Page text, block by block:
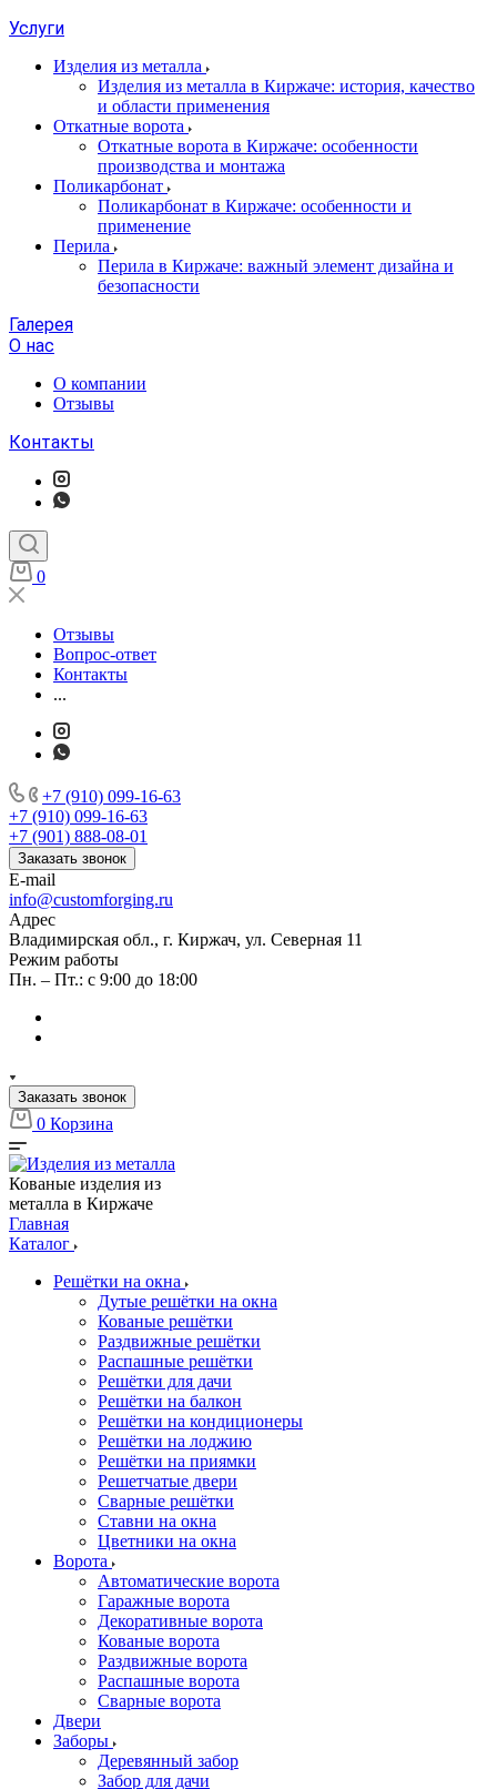
Услуги
Изделия из металла
Изделия из металла в Киржаче: история, качество
и области применения
Откатные ворота
Откатные ворота в Киржаче: особенности
производства и монтажа
Поликарбонат
Поликарбонат в Киржаче: особенности и
применение
Перила
Перила в Киржаче: важный элемент дизайна и
безопасности
Галерея
О нас
О компании
Отзывы
Контакты
0
Отзывы
Вопрос-ответ
Контакты
...
+7 (910) 099-16-63
+7 (910) 099-16-63
+7 (901) 888-08-01
Заказать звонок
E-mail
info@customforging.ru
Адрес
Владимирская обл., г. Киржач, ул. Северная 11
Режим работы
Пн. – Пт.: с 9:00 до 18:00
Заказать звонок
0 Корзина
Кованые изделия из
металла в Киржаче
Главная
Каталог
Решётки на окна
Дутые решётки на окна
Кованые решётки
Раздвижные решётки
Распашные решётки
Решётки для дачи
Решётки на балкон
Решётки на кондиционеры
Решётки на лоджию
Решётки на приямки
Решетчатые двери
Сварные решётки
Ставни на окна
Цветники на окна
Ворота
Автоматические ворота
Гаражные ворота
Декоративные ворота
Кованые ворота
Раздвижные ворота
Распашные ворота
Сварные ворота
Двери
Заборы
Деревянный забор
Забор для дачи